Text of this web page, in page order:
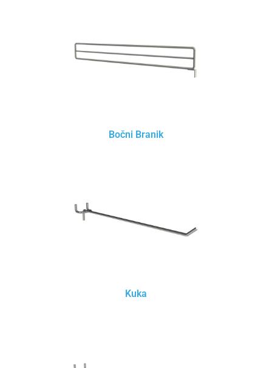
Bočni Branik
Kuka